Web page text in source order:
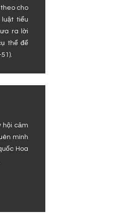
cho
tiểu
ra lời
thể để
hội cảm
mình
Hoa